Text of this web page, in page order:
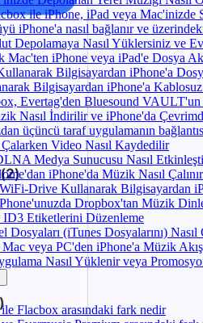
ile iPhone, iPad veya Mac'inizde
iPhone'a nasıl bağlanır ve
Depolamaya Nasıl Yüklersiniz ve
Mac'ten iPhone veya iPad'e Dosya
Bilgisayardan iPhone'a
Bilgisayardan iPhone'a Kablosuz
Evertag'den Bluesound VAULT'un
Nasıl İndirilir ve iPhone'da
üçüncü taraf uygulamanın
Video Nasıl Kaydedilir
Medya Sunucusu Nasıl
iPhone'da Müzik Nasıl Çalınır
Drive Kullanarak Bilgisayardan
Dropbox'tan Müzik
ID3 Etiketlerini Düzenleme
Dosyaları (iTunes Dosyalarını) Nasıl
veya PC'den iPhone'a Müzik
Nasıl Yüklenir veya
Flacbox arasındaki fark nedir